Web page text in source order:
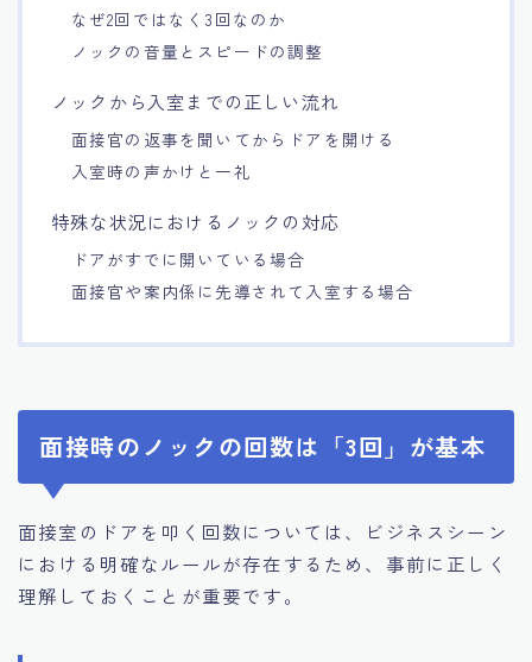
なぜ2回ではなく3回なのか
ノックの音量とスピードの調整
ノックから入室までの正しい流れ
面接官の返事を聞いてからドアを開ける
入室時の声かけと一礼
特殊な状況におけるノックの対応
ドアがすでに開いている場合
面接官や案内係に先導されて入室する場合
面接時のノックの回数は「3回」が基本
面接室のドアを叩く回数については、ビジネスシーン
における明確なルールが存在するため、事前に正しく
理解しておくことが重要です。